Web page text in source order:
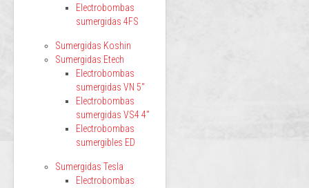
Electrobombas
sumergidas 4FS
Sumergidas Koshin
Sumergidas Etech
Electrobombas
sumergidas VN 5"
Electrobombas
sumergidas VS4 4"
Electrobombas
sumergibles ED
Sumergidas Tesla
Electrobombas